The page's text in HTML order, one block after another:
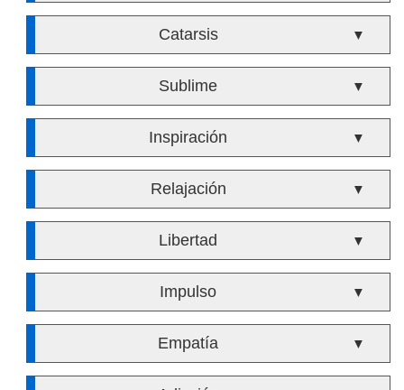
Catarsis ▼
Sublime ▼
Inspiración ▼
Relajación ▼
Libertad ▼
Impulso ▼
Empatía ▼